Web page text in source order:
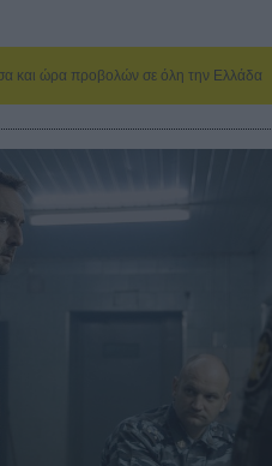
και ώρα προβολών σε όλη την Ελλάδα